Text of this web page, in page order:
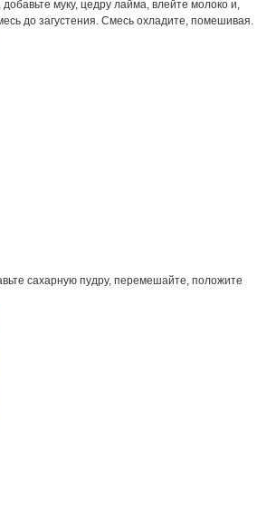
муку, цедру лайма, влейте молоко и,
до загустения. Смесь охладите, помешивая.
сахарную пудру, перемешайте, положите